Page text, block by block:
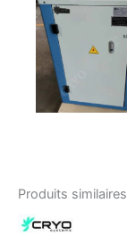
Produits similaires